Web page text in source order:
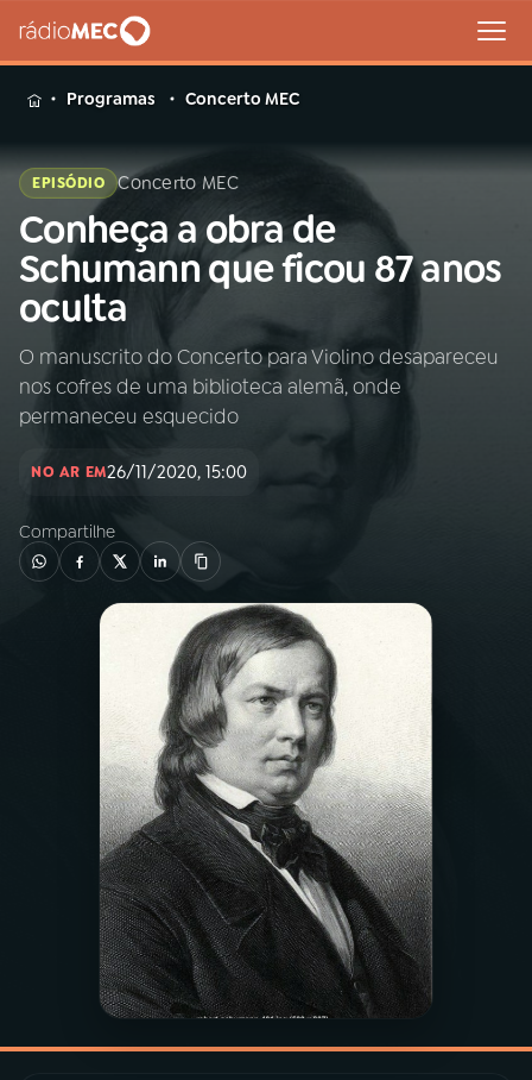
MENU
Buscar
na
Rádio
MEC
Buscar
Início AO VIVO
PROGRAMAS
PODCASTS
VIDEOCASTS
ÚLTIMAS
PRÊMIO RÁDIO MEC
Programas Concerto MEC
EPISÓDIO Concerto MEC
Conheça a obra de
Schumann que ficou 87 anos
oculta
O manuscrito do Concerto para Violino desapareceu
nos cofres de uma biblioteca alemã, onde
permaneceu esquecido
NO AR EM26/11/2020, 15:00
Compartilhe